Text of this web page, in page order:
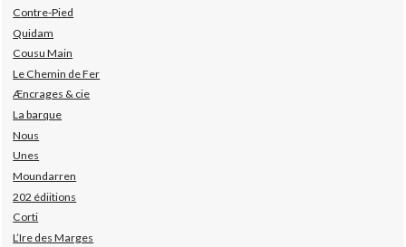
Contre-Pied
Quidam
Cousu Main
Le Chemin de Fer
Æncrages & cie
La barque
Nous
Unes
Moundarren
202 édiitions
Corti
L’Ire des Marges